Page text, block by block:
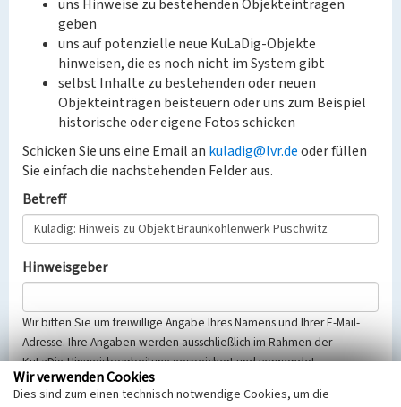
uns Hinweise zu bestehenden Objekteinträgen
geben
uns auf potenzielle neue KuLaDig-Objekte
hinweisen, die es noch nicht im System gibt
selbst Inhalte zu bestehenden oder neuen
Objekteinträgen beisteuern oder uns zum Beispiel
historische oder eigene Fotos schicken
Schicken Sie uns eine Email an kuladig@lvr.deoder füllen
Sie einfach die nachstehenden Felder aus.
Betreff
Hinweisgeber
Wir bitten Sie um freiwillige Angabe Ihres Namens und Ihrer E-Mail-
Adresse. Ihre Angaben werden ausschließlich im Rahmen der
KuLaDig-Hinweisbearbeitung gespeichert und verwendet.
Selbstverständlich werden diese entsprechend der Vorschriften des
Telemediengesetzes, des Datenschutzgesetzes NRW und der seit
Wir verwenden Cookies
Dies sind zum einen technisch notwendige Cookies, um die